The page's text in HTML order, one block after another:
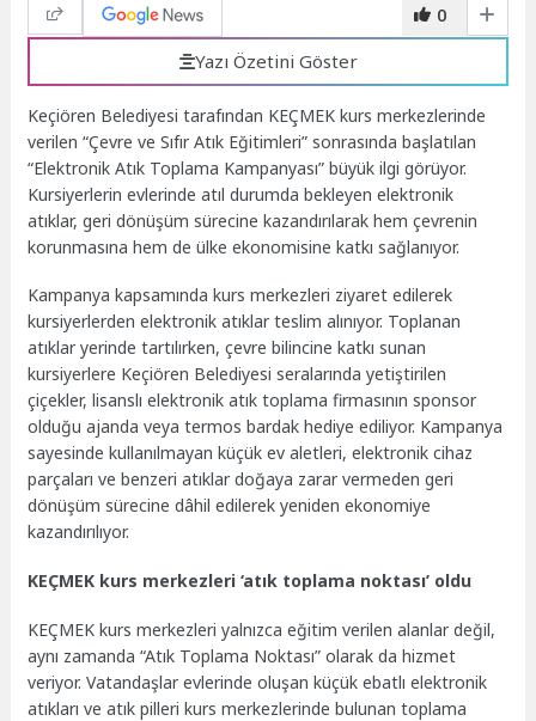
0
Yazı Özetini Göster
Keçiören Belediyesi tarafından KEÇMEK kurs merkezlerinde
verilen “Çevre ve Sıfır Atık Eğitimleri” sonrasında başlatılan
“Elektronik Atık Toplama Kampanyası” büyük ilgi görüyor.
Kursiyerlerin evlerinde atıl durumda bekleyen elektronik
atıklar, geri dönüşüm sürecine kazandırılarak hem çevrenin
korunmasına hem de ülke ekonomisine katkı sağlanıyor.
Kampanya kapsamında kurs merkezleri ziyaret edilerek
kursiyerlerden elektronik atıklar teslim alınıyor. Toplanan
atıklar yerinde tartılırken, çevre bilincine katkı sunan
kursiyerlere Keçiören Belediyesi seralarında yetiştirilen
çiçekler, lisanslı elektronik atık toplama firmasının sponsor
olduğu ajanda veya termos bardak hediye ediliyor. Kampanya
sayesinde kullanılmayan küçük ev aletleri, elektronik cihaz
parçaları ve benzeri atıklar doğaya zarar vermeden geri
dönüşüm sürecine dâhil edilerek yeniden ekonomiye
kazandırılıyor.
KEÇMEK kurs merkezleri ‘atık toplama noktası’ oldu
KEÇMEK kurs merkezleri yalnızca eğitim verilen alanlar değil,
aynı zamanda “Atık Toplama Noktası” olarak da hizmet
veriyor. Vatandaşlar evlerinde oluşan küçük ebatlı elektronik
atıkları ve atık pilleri kurs merkezlerinde bulunan toplama